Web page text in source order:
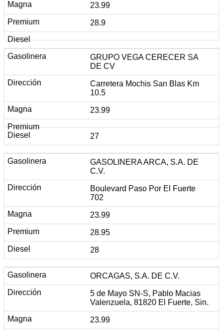
23.99
28.9
GRUPO VEGA CERECER SA
DE CV
Carretera Mochis San Blas Km
10.5
23.99
27
GASOLINERA ARCA, S.A. DE
C.V.
Boulevard Paso Por El Fuerte
702
23.99
28.95
28
ORCAGAS, S.A. DE C.V.
5 de Mayo SN-S, Pablo Macias
Valenzuela, 81820 El Fuerte, Sin.
23.99